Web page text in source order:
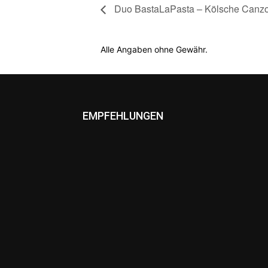
Duo BastaLaPasta – Kölsche
Alle Angaben ohne Gewähr.
EMPFEHLUNGEN